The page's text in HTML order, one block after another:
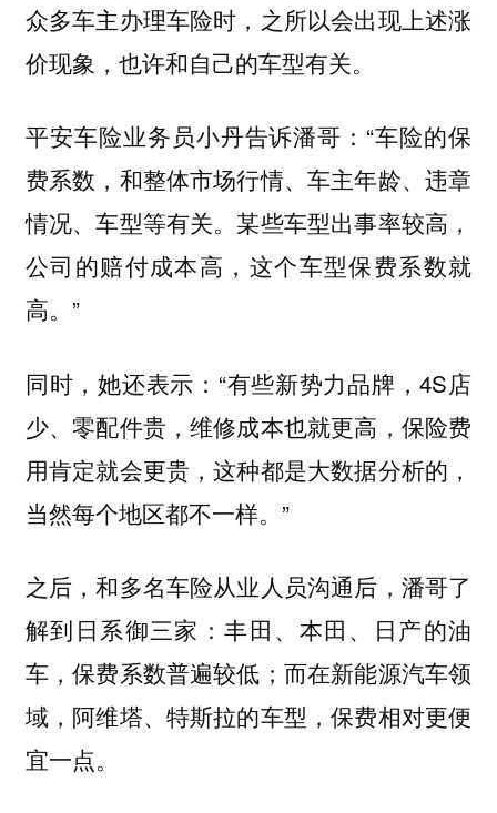
众多车主办理车险时，之所以会出现上述涨
价现象，也许和自己的车型有关。
平安车险业务员小丹告诉潘哥：“车险的保
费系数，和整体市场行情、车主年龄、违章
情况、车型等有关。某些车型出事率较高，
公司的赔付成本高，这个车型保费系数就
高。”
同时，她还表示：“有些新势力品牌，4S店
少、零配件贵，维修成本也就更高，保险费
用肯定就会更贵，这种都是大数据分析的，
当然每个地区都不一样。”
之后，和多名车险从业人员沟通后，潘哥了
解到日系御三家：丰田、本田、日产的油
车，保费系数普遍较低；而在新能源汽车领
域，阿维塔、特斯拉的车型，保费相对更便
宜一点。